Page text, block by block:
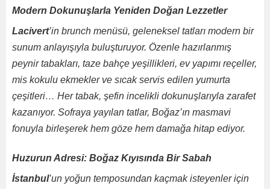
Modern Dokunuşlarla Yeniden Doğan Lezzetler
Lacivert’in brunch menüsü, geleneksel tatları modern bir
sunum anlayışıyla buluşturuyor. Özenle hazırlanmış
peynir tabakları, taze bahçe yeşillikleri, ev yapımı reçeller,
mis kokulu ekmekler ve sıcak servis edilen yumurta
çeşitleri… Her tabak, şefin incelikli dokunuşlarıyla zarafet
kazanıyor. Sofraya yayılan tatlar, Boğaz’ın masmavi
fonuyla birleşerek hem göze hem damağa hitap ediyor.
Huzurun Adresi: Boğaz Kıyısında Bir Sabah
İstanbul’un yoğun temposundan kaçmak isteyenler için